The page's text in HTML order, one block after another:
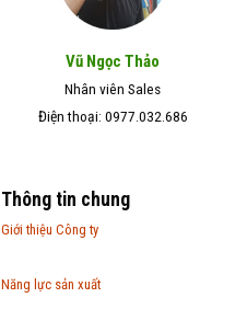
Vũ Ngọc Thảo
Nhân viên Sales
Điện thoại: 0977.032.686
Thông tin chung
Giới thiệu Công ty
Năng lực sản xuất